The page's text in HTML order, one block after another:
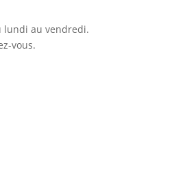
lundi au vendredi.
vous.